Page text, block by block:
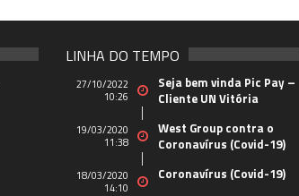
LINHA DO TEMPO
27/10/2022
10:26
Seja bem vinda Pic Pay –
Cliente UN Vitória
19/03/2020
11:38
West Group contra o
Coronavírus (Covid-19)
18/03/2020
14:10
Coronavírus (Covid-19)